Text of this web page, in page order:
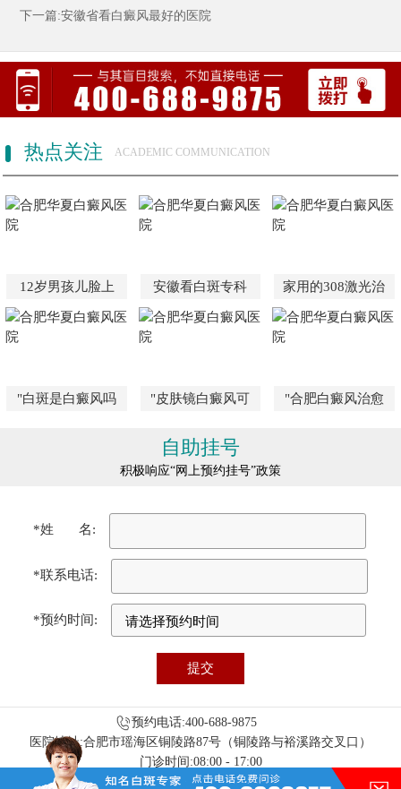
下一篇:安徽省看白癜风最好的医院
热点关注 ACADEMIC COMMUNICATION
12岁男孩儿脸上 安徽看白斑专科 家用的308激光治
"白斑是白癜风吗 "皮肤镜白癜风可 "合肥白癜风治愈
自助挂号
积极响应“网上预约挂号”政策
*姓 名:
*联系电话:
*预约时间:
预约电话:400-688-9875
医院地址:合肥市瑶海区铜陵路87号（铜陵路与裕溪路交叉口）
门诊时间:08:00 - 17:00
免责声明：本站图/文均来自于网络收集，仅供病友参考，不作为医疗诊
在的，请讲！